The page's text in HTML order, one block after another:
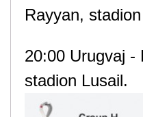
Rayyan,
20:00 Urugvaj -
stadion Lusail.